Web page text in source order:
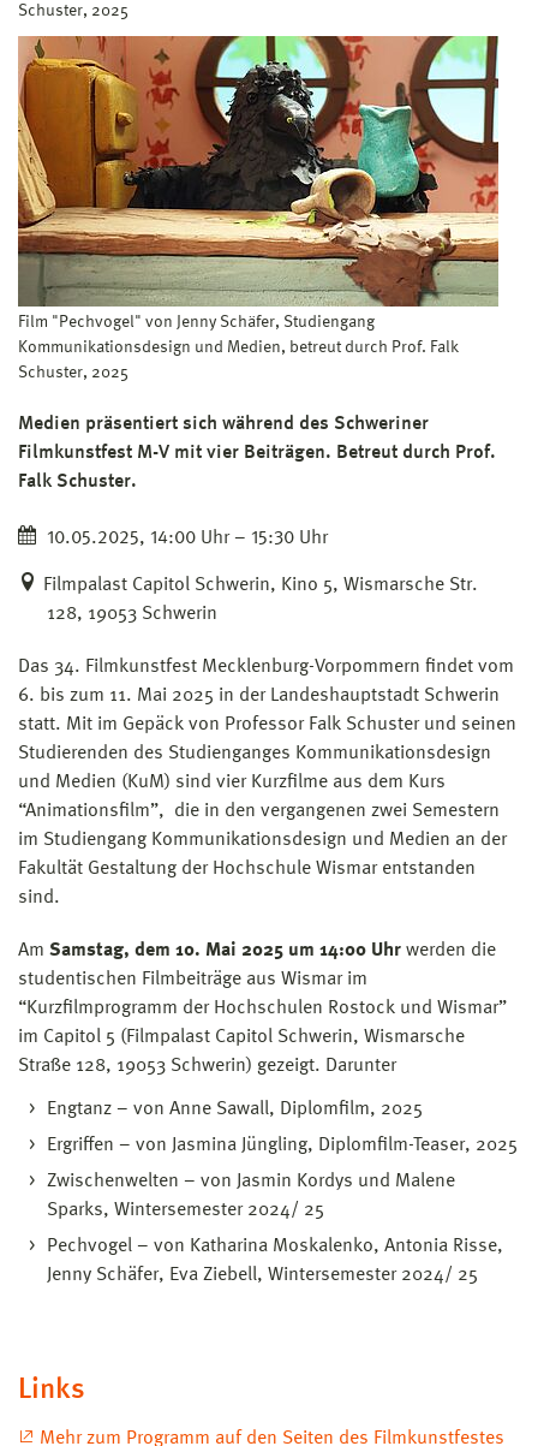
Schuster, 2025
Film "Pechvogel" von Jenny Schäfer, Studiengang
Kommunikationsdesign und Medien, betreut durch Prof. Falk
Schuster, 2025
Medien präsentiert sich während des Schweriner
Filmkunstfest M-V mit vier Beiträgen. Betreut durch Prof.
Falk Schuster.
10.05.2025, 14:00 Uhr – 15:30 Uhr
Filmpalast Capitol Schwerin, Kino 5, Wismarsche Str.
128, 19053 Schwerin
Das 34. Filmkunstfest Mecklenburg-Vorpommern findet vom
6. bis zum 11. Mai 2025 in der Landeshauptstadt Schwerin
statt. Mit im Gepäck von Professor Falk Schuster und seinen
Studierenden des Studienganges Kommunikationsdesign
und Medien (KuM) sind vier Kurzfilme aus dem Kurs
“Animationsfilm”, die in den vergangenen zwei Semestern
im Studiengang Kommunikationsdesign und Medien an der
Fakultät Gestaltung der Hochschule Wismar entstanden
sind.
Am Samstag, dem 10. Mai 2025 um 14:00 Uhr werden die
studentischen Filmbeiträge aus Wismar im
“Kurzfilmprogramm der Hochschulen Rostock und Wismar”
im Capitol 5 (Filmpalast Capitol Schwerin, Wismarsche
Straße 128, 19053 Schwerin) gezeigt. Darunter
Engtanz – von Anne Sawall, Diplomfilm, 2025
Ergriffen – von Jasmina Jüngling, Diplomfilm-Teaser, 2025
Zwischenwelten – von Jasmin Kordys und Malene
Sparks, Wintersemester 2024/ 25
Pechvogel – von Katharina Moskalenko, Antonia Risse,
Jenny Schäfer, Eva Ziebell, Wintersemester 2024/ 25
Links
Mehr zum Programm auf den Seiten des Filmkunstfestes